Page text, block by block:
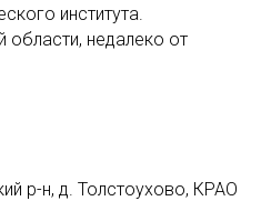
института.
недалеко от
р-н, д. Толстоухово, КРАО